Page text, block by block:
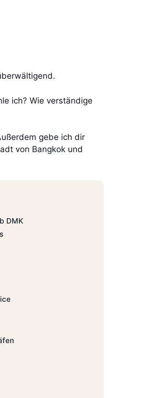
ich? Wie verständige
gebe ich dir
von Bangkok und
DMK